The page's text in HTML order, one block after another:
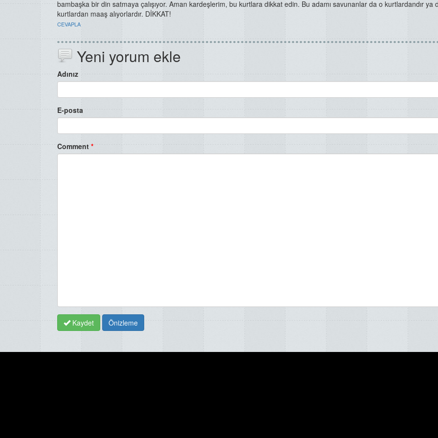
bambaşka bir din satmaya çalışıyor. Aman kardeşlerim, bu kurtlara dikkat edin. Bu adamı savunanlar da o kurtlardandır ya
kurtlardan maaş alıyorlardır. DİKKAT!
CEVAPLA
Yeni yorum ekle
Adınız
E-posta
Comment *
Kaydet Önizleme